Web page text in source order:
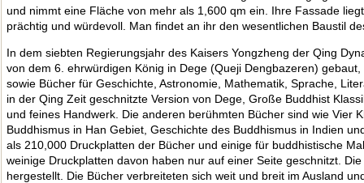
und nimmt eine Fläche von mehr als 1,600 qm ein. Ihre Fassade
prächtig und würdevoll. Man findet an ihr den wesentlichen Baustil
In dem siebten Regierungsjahr des Kaisers Yongzheng der Qing
von dem 6. ehrwürdigen König in Dege (Queji Dengbazeren)
sowie Bücher für Geschichte, Astronomie, Mathematik, Sprache,
in der Qing Zeit geschnitzte Version von Dege, Große Buddhist
und feines Handwerk. Die anderen berühmten Bücher sind wie Vier
Buddhismus in Han Gebiet, Geschichte des Buddhismus in Indien
als 210,000 Druckplatten der Bücher und einige für buddhistische
weinige Druckplatten davon haben nur auf einer Seite geschnitzt.
hergestellt. Die Bücher verbreiteten sich weit und breit im Ausland